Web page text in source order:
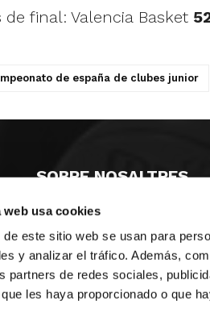
web usa cookies
de este sitio web se usan para
y analizar el tráfico. Además,
partners de redes sociales,
les haya proporcionado o que
final: Valencia Basket
de españa de clubes junior
SOBRE NOSALTRES
CASTELLÓ
VALÈNCIA
MONESTIR DE
ALACANT
CIUDAD DE
fbcv@fbcv.es